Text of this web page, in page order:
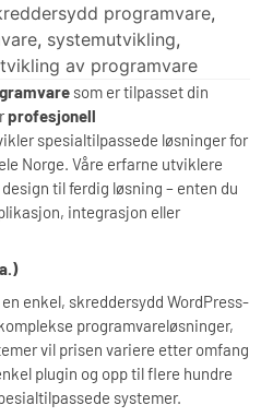
programvare,
, systemutvikling,
av programvare
som er tilpasset din
profesjonell
spesialtilpassede løsninger for
Norge. Våre erfarne utviklere
til ferdig løsning – enten du
integrasjon eller
enkel, skreddersydd WordPress-
programvareløsninger,
vil prisen variere etter omfang
plugin og opp til flere hundre
systemer.